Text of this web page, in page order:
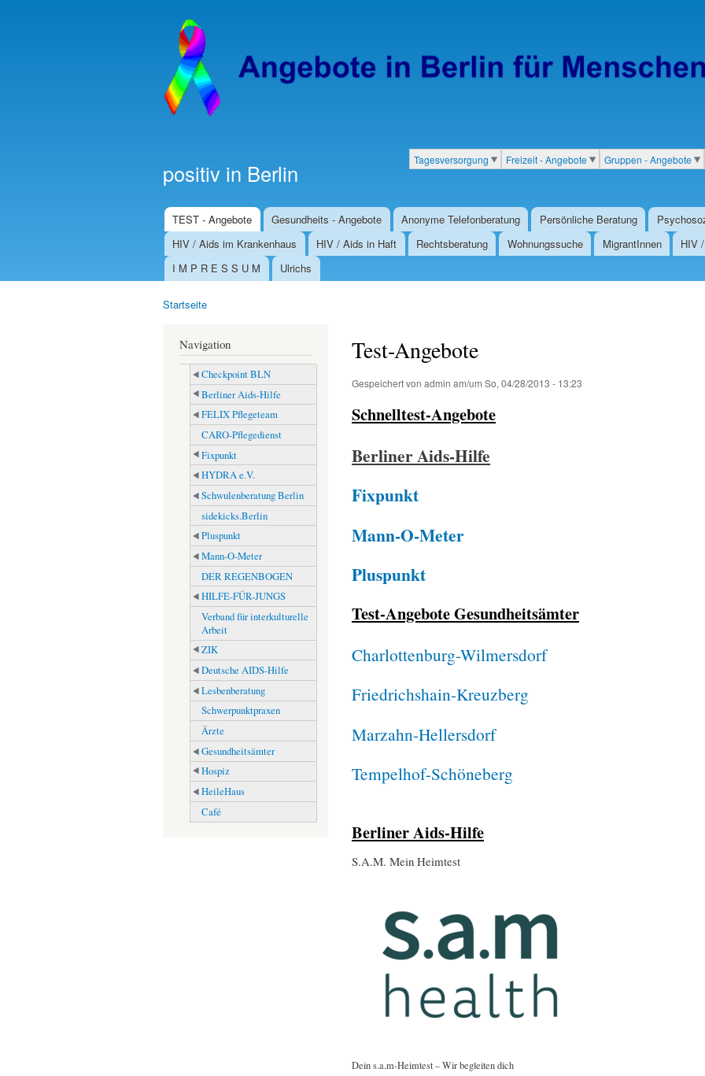
positiv in Berlin Kategorien
Tagesversorgung Freizeit - Angebote Gruppen - Angebote
Hauptmenü
TEST - Angebote Gesundheits - Angebote Anonyme Telefonberatung Persönliche Beratung
HIV / Aids im Krankenhaus
HIV / Aids in Haft Rechtsberatung Wohnungssuche MigrantInnen
HIV
I M P R E S S U M
Ulrichs
Startseite
Navigation
Checkpoint BLN
Berliner Aids-Hilfe
FELIX Pflegeteam
CARO-Pflegedienst
Fixpunkt
HYDRA e.V.
Schwulenberatung Berlin
sidekicks.Berlin
Pluspunkt
Mann-O-Meter
DER REGENBOGEN
HILFE-FÜR-JUNGS
Verband für interkulturelle
Arbeit
ZIK
Deutsche AIDS-Hilfe
Lesbenberatung
Schwerpunktpraxen
Ärzte
Gesundheitsämter
Hospiz
HeileHaus
Café
Test-Angebote
Gespeichert von admin am/um So, 04/28/2013 - 13:23
Schnelltest-Angebote
Berliner Aids-Hilfe
Fixpunkt
Mann-O-Meter
Pluspunkt
Test-Angebote Gesundheitsämter
Charlottenburg-Wilmersdorf
Friedrichshain-Kreuzberg
Marzahn-Hellersdorf
Tempelhof-Schöneberg
Berliner Aids-Hilfe
S.A.M. Mein Heimtest
Dein s.a.m-Heimtest – Wir begleiten dich